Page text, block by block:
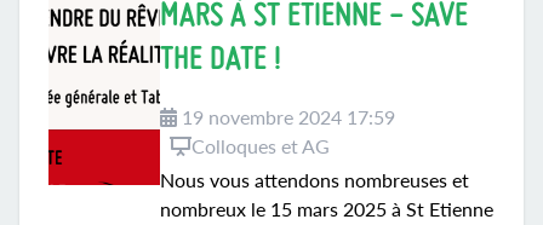
MARS À ST ETIENNE - SAVE
THE DATE !
19 novembre 2024 17:59
Colloques et AG
Nous vous attendons nombreuses et
nombreux le 15 mars 2025 à St Etienne